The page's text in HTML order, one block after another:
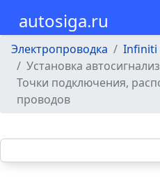
autosiga.ru
Электропроводка
Infiniti
Установка
Точки подключения,
проводов